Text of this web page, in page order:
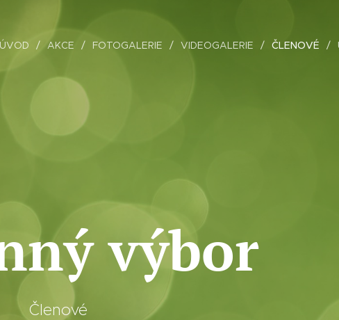
ÚVOD AKCE FOTOGALERIE VIDEOGALERIE ČLENOVÉ
výbor
Členové